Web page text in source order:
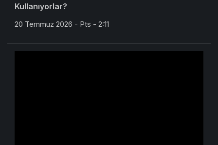
Kullanıyorlar?
20 Temmuz 2026 - Pts - 2:11